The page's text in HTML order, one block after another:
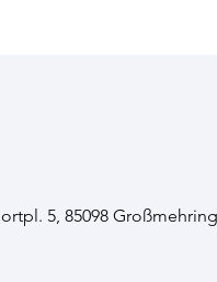
5, 85098